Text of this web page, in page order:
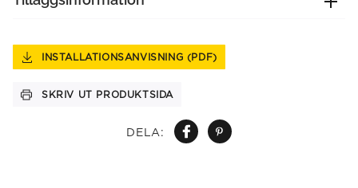
DELA:
INSTALLATIONSANVISNING (PDF)
SKRIV UT PRODUKTSIDA